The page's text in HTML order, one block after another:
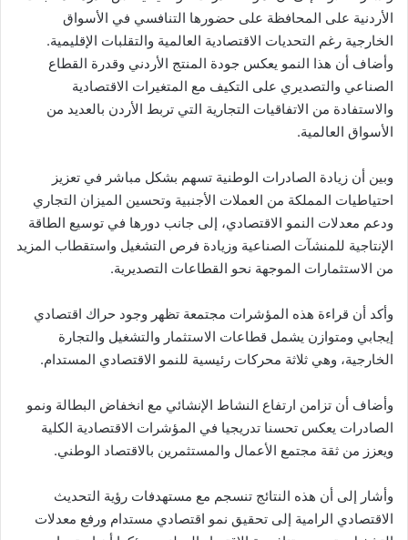
الأردنية على المحافظة على حضورها التنافسي في الأسواق
الخارجية رغم التحديات الاقتصادية العالمية والتقلبات الإقليمية.
وأضاف أن هذا النمو يعكس جودة المنتج الأردني وقدرة القطاع
الصناعي والتصديري على التكيف مع المتغيرات الاقتصادية
والاستفادة من الاتفاقيات التجارية التي تربط الأردن بالعديد من
الأسواق العالمية.
وبين أن زيادة الصادرات الوطنية تسهم بشكل مباشر في تعزيز
احتياطيات المملكة من العملات الأجنبية وتحسين الميزان التجاري
ودعم معدلات النمو الاقتصادي، إلى جانب دورها في توسيع الطاقة
الإنتاجية للمنشآت الصناعية وزيادة فرص التشغيل واستقطاب المزيد
من الاستثمارات الموجهة نحو القطاعات التصديرية.
وأكد أن قراءة هذه المؤشرات مجتمعة تظهر وجود حراك اقتصادي
إيجابي ومتوازن يشمل قطاعات الاستثمار والتشغيل والتجارة
الخارجية، وهي ثلاثة محركات رئيسية للنمو الاقتصادي المستدام.
وأضاف أن تزامن ارتفاع النشاط الإنشائي مع انخفاض البطالة ونمو
الصادرات يعكس تحسنا تدريجيا في المؤشرات الاقتصادية الكلية
ويعزز من ثقة مجتمع الأعمال والمستثمرين بالاقتصاد الوطني.
وأشار إلى أن هذه النتائج تنسجم مع مستهدفات رؤية التحديث
الاقتصادي الرامية إلى تحقيق نمو اقتصادي مستدام ورفع معدلات